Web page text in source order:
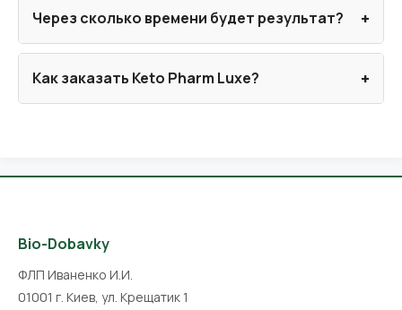
Через сколько времени будет результат?
Как заказать Keto Pharm Luxe?
Bio-Dobavky
ФЛП Иваненко И.И.
01001 г. Киев, ул. Крещатик 1